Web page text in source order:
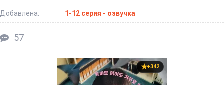
Добавлена: 1-12 серия - озвучка
57
+342